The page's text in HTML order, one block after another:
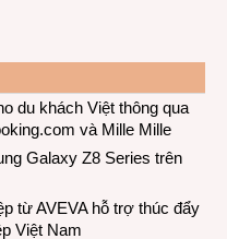
du khách Việt thông qua
và Mille Mille
Galaxy Z8 Series trên
từ AVEVA hỗ trợ thúc đẩy
Việt Nam